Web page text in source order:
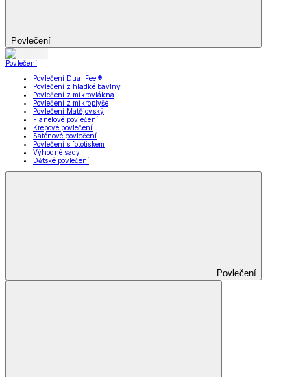
Povlečení
Povlečení
Povlečení Dual Feel®
Povlečení z hladké bavlny
Povlečení z mikrovlákna
Povlečení z mikroplyše
Povlečení Matějovský
Flanelové povlečení
Krepové povlečení
Saténové povlečení
Povlečení s fototiskem
Výhodné sady
Dětské povlečení
Povlečení